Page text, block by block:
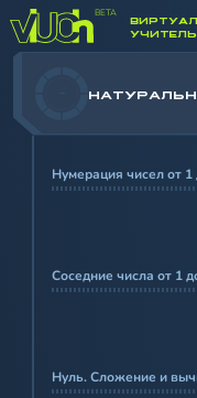
УЧИТЕЛЬ
Нумерация чисел от 1
Соседние числа от 1
Нуль. Сложение и